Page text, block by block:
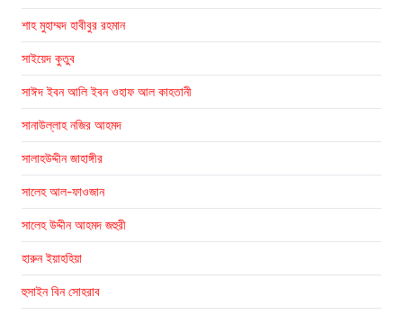
শাহ মুহাম্মদ হাবীবুর রহমান
সাইয়েদ কুতুব
সাঈদ ইবন আলি ইবন ওহাফ আল কাহতানী
সানাউল্লাহ নজির আহমদ
সালাহউদ্দীন জাহাঙ্গীর
সালেহ আল-ফাওজান
সালেহ উদ্দীন আহমদ জহুরী
হারুন ইয়াহহিয়া
হুসাইন বিন সোহরাব